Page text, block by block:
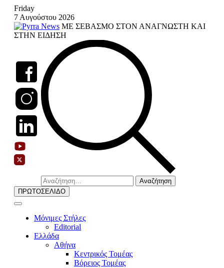
Skip
content
Friday
7 Αυγούστου 2026
ΜΕ ΣΕΒΑΣΜΟ ΣΤΟΝ ΑΝΑΓΝΩΣΤΗ ΚΑΙ
ΣΤΗΝ ΕΙΔΗΣΗ
Αναζήτηση
για:
ΠΡΩΤΟΣΕΛΙΔΟ
Μόνιμες Στήλες
Editorial
Ελλάδα
Αθήνα
Κεντρικός Τομέας
Βόρειος Τομέας